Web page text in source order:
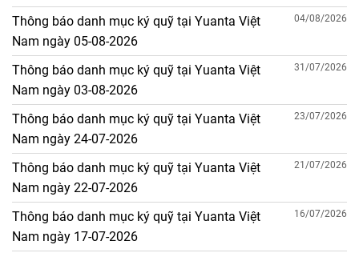
Thông báo danh mục ký quỹ tại Yuanta Việt
Nam ngày 05-08-2026
04/08/2026
Thông báo danh mục ký quỹ tại Yuanta Việt
Nam ngày 03-08-2026
31/07/2026
Thông báo danh mục ký quỹ tại Yuanta Việt
Nam ngày 24-07-2026
23/07/2026
Thông báo danh mục ký quỹ tại Yuanta Việt
Nam ngày 22-07-2026
21/07/2026
Thông báo danh mục ký quỹ tại Yuanta Việt
Nam ngày 17-07-2026
16/07/2026